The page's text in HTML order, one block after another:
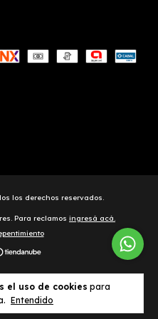
el uso de cookies para
Entendido
los derechos reservados.
Para reclamos ingresá acá.